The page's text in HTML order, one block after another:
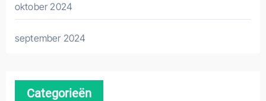
oktober 2024
september 2024
Categorieën